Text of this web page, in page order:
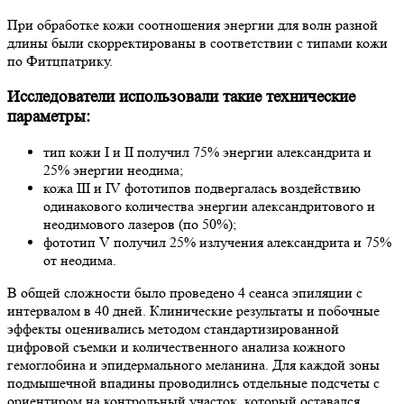
При обработке кожи соотношения энергии для волн разной
длины были скорректированы в соответствии с типами кожи
по Фитцпатрику.
Исследователи использовали такие технические
параметры:
тип кожи I и II получил 75% энергии александрита и
25% энергии неодима;
кожа III и IV фототипов подвергалась воздействию
одинакового количества энергии александритового и
неодимового лазеров (по 50%);
фототип V получил 25% излучения александрита и 75%
от неодима.
В общей сложности было проведено 4 сеанса эпиляции с
интервалом в 40 дней. Клинические результаты и побочные
эффекты оценивались методом стандартизированной
цифровой съемки и количественного анализа кожного
гемоглобина и эпидермального меланина. Для каждой зоны
подмышечной впадины проводились отдельные подсчеты с